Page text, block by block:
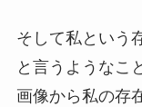
そして私という
と言うようなこ
画像から私の存